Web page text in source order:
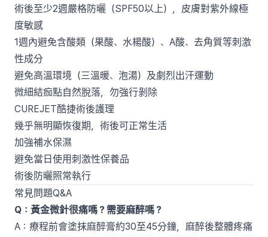
術後至少2週嚴格防曬（SPF50以上），皮膚對紫外線極
度敏感
1週內避免含酸類（果酸、水楊酸）、A酸、去角質等刺激
性成分
避免高溫環境（三溫暖、泡湯）及劇烈出汗運動
微細結痂點自然脫落，勿強行剝除
CUREJET酷捷術後護理
幾乎無明顯恢復期，術後可正常生活
加強補水保濕
避免當日使用刺激性保養品
術後防曬照常執行
常見問題Q&A
Q：黃金微針很痛嗎？需要麻醉嗎？
A：療程前會塗抹麻醉膏約30至45分鐘，麻醉後整體疼痛